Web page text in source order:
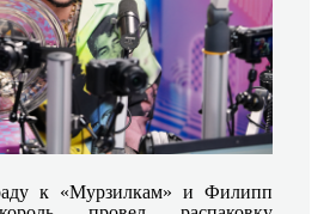
к «Мурзилкам» и Филипп